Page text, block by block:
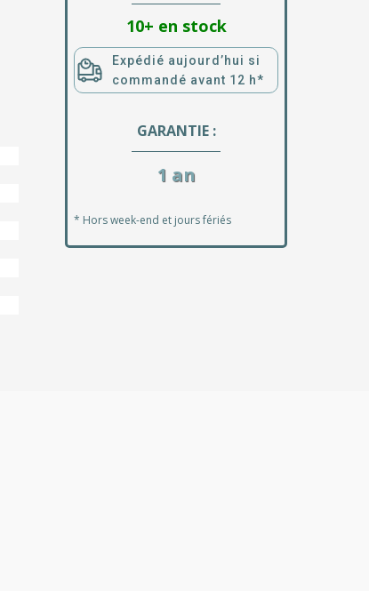
10+ en stock
Expédié aujourd’hui si
commandé avant 12 h*
GARANTIE :
1 an
* Hors week-end et jours fériés